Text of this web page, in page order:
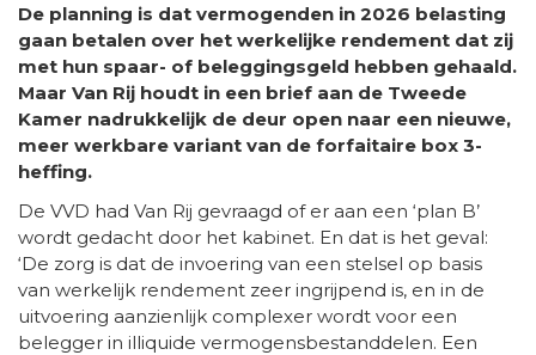
De planning is dat vermogenden in 2026 belasting
gaan betalen over het werkelijke rendement dat zij
met hun spaar- of beleggingsgeld hebben gehaald.
Maar Van Rij houdt in een brief aan de Tweede
Kamer nadrukkelijk de deur open naar een nieuwe,
meer werkbare variant van de forfaitaire box 3-
heffing.
De VVD had Van Rij gevraagd of er aan een ‘plan B’
wordt gedacht door het kabinet. En dat is het geval:
‘De zorg is dat de invoering van een stelsel op basis
van werkelijk rendement zeer ingrijpend is, en in de
uitvoering aanzienlijk complexer wordt voor een
belegger in illiquide vermogensbestanddelen. Een